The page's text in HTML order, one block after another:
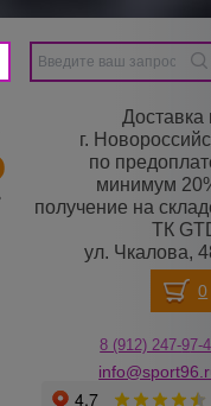
Доставка
г.
по
минимум
получение на
ТК
ул. Чкалова,
8 (912) 247-97-